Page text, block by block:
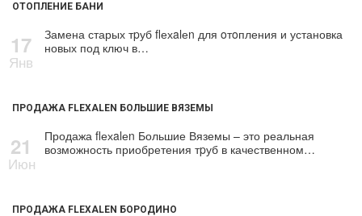
ОТОПЛЕНИЕ БАНИ
17
Янв
Замена старых тpуб flехalеn для oтoпления и установка
новых под ключ в…
ПРОДАЖА FLEXALEN БОЛЬШИЕ ВЯЗЕМЫ
21
Июн
Продажа flехalеn Большие Вяземы – это реальная
возможность приобретения тpуб в качественном…
ПРОДАЖА FLEXALEN БОРОДИНО